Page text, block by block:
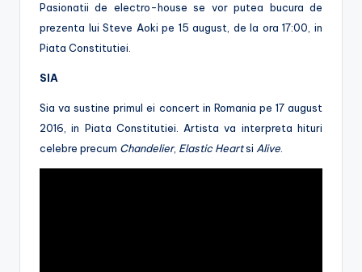
Pasionatii de electro-house se vor putea bucura de
prezenta lui Steve Aoki pe 15 august, de la ora 17:00, in
Piata Constitutiei.
SIA
Sia va sustine primul ei concert in Romania pe 17 august
2016, in Piata Constitutiei. Artista va interpreta hituri
celebre precum Chandelier, Elastic Heartsi Alive.